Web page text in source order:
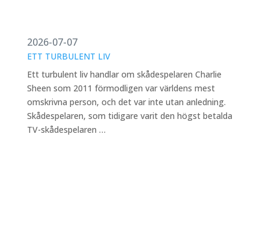
2026-07-07
ETT TURBULENT LIV
Ett turbulent liv handlar om skådespelaren Charlie
Sheen som 2011 förmodligen var världens mest
omskrivna person, och det var inte utan anledning.
Skådespelaren, som tidigare varit den högst betalda
TV-skådespelaren …